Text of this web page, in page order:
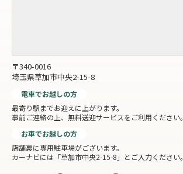
〒340-0016
埼玉県草加市中央2-15-8
電車でお越しの方
最寄り駅までお迎えに上がります。
事前ご連絡の上、無料送迎サービスをご利用ください。
お車でお越しの方
店舗裏に専用駐車場がございます。
カーナビには「草加市中央2-15-8」とご入力ください。